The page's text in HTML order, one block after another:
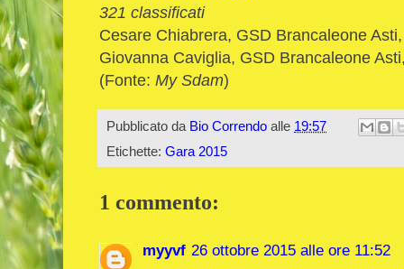
321 classificati
Cesare Chiabrera, GSD Brancaleone
Giovanna Caviglia, GSD Brancaleone
(Fonte: My Sdam)
Pubblicato da Bio Correndo alle 19:57
Etichette: Gara 2015
1 commento:
myyvf 26 ottobre 2015 alle ore 11:52